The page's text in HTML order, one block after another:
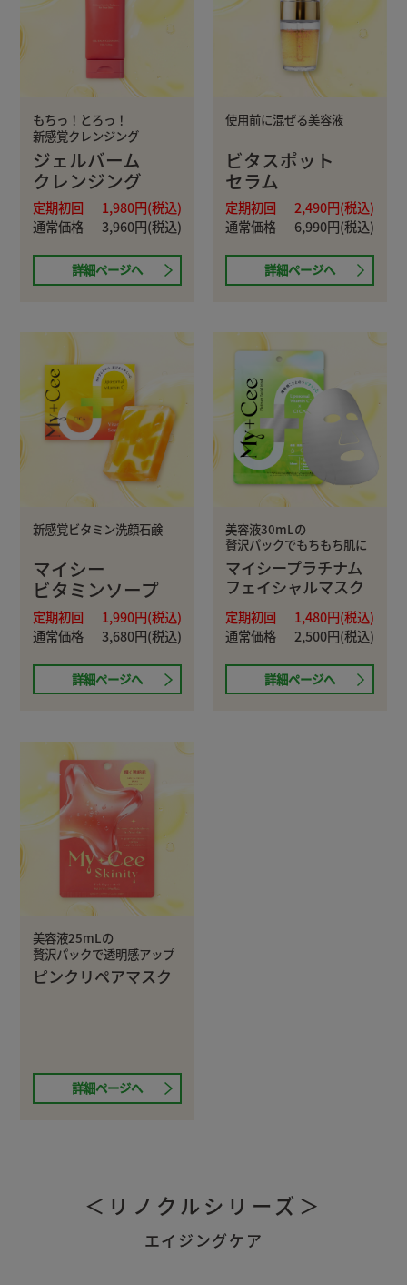
もちっ！とろっ！
新感覚クレンジング
ジェルバーム
クレンジング
定期初回
1,980円(税込)
通常価格
3,960円(税込)
詳細ページへ
使用前に混ぜる美容液
ビタスポット
セラム
定期初回
2,490円(税込)
通常価格
6,990円(税込)
詳細ページへ
新感覚ビタミン洗顔石鹸
マイシー
ビタミンソープ
定期初回
1,990円(税込)
通常価格
3,680円(税込)
詳細ページへ
美容液30mLの
贅沢パックでもちもち肌に
マイシープラチナム
フェイシャルマスク
定期初回
1,480円(税込)
通常価格
2,500円(税込)
詳細ページへ
美容液25mLの
贅沢パックで透明感アップ
ピンクリペアマスク
詳細ページへ
＜リノクルシリーズ＞
エイジングケア